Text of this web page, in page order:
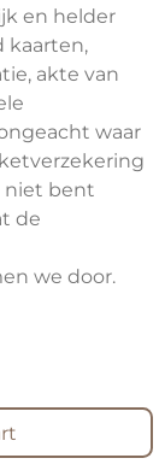
en helder
kaarten,
akte van
waar
niet bent
de
we door.